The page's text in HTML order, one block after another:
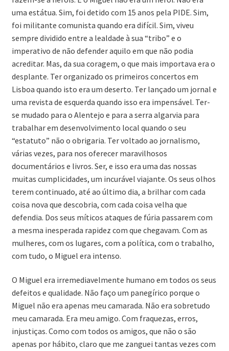
uma estátua. Sim, foi detido com 15 anos pela PIDE. Sim,
foi militante comunista quando era difícil. Sim, viveu
sempre dividido entre a lealdade à sua “tribo” e o
imperativo de não defender aquilo em que não podia
acreditar. Mas, da sua coragem, o que mais importava era o
desplante. Ter organizado os primeiros concertos em
Lisboa quando isto era um deserto. Ter lançado um jornal e
uma revista de esquerda quando isso era impensável. Ter-
se mudado para o Alentejo e para a serra algarvia para
trabalhar em desenvolvimento local quando o seu
“estatuto” não o obrigaria. Ter voltado ao jornalismo,
várias vezes, para nos oferecer maravilhosos
documentários e livros. Ser, e isso era uma das nossas
muitas cumplicidades, um incurável viajante. Os seus olhos
terem continuado, até ao último dia, a brilhar com cada
coisa nova que descobria, com cada coisa velha que
defendia. Dos seus míticos ataques de fúria passarem com
a mesma inesperada rapidez com que chegavam. Com as
mulheres, com os lugares, com a política, com o trabalho,
com tudo, o Miguel era intenso.
O Miguel era irremediavelmente humano em todos os seus
defeitos e qualidade. Não faço um panegírico porque o
Miguel não era apenas meu camarada. Não era sobretudo
meu camarada. Era meu amigo. Com fraquezas, erros,
injustiças. Como com todos os amigos, que não o são
apenas por hábito, claro que me zanguei tantas vezes com